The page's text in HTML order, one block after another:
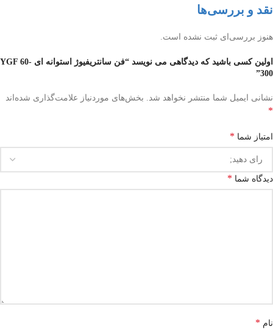
نقد و بررسی‌ها
هنوز بررسی‌ای ثبت نشده است.
اولین کسی باشید که دیدگاهی می نویسد “فن سانتریفیوژ استوانه ای YGF 60-
300”
نشانی ایمیل شما منتشر نخواهد شد. بخش‌های موردنیاز علامت‌گذاری شده‌اند
*
امتیاز شما *
دیدگاه شما *
نام *